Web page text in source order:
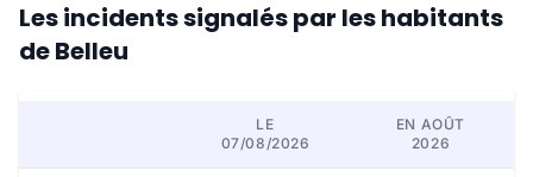
Les incidents signalés par les habitants
de Belleu
LE
07/08/2026
EN AOÛT
2026